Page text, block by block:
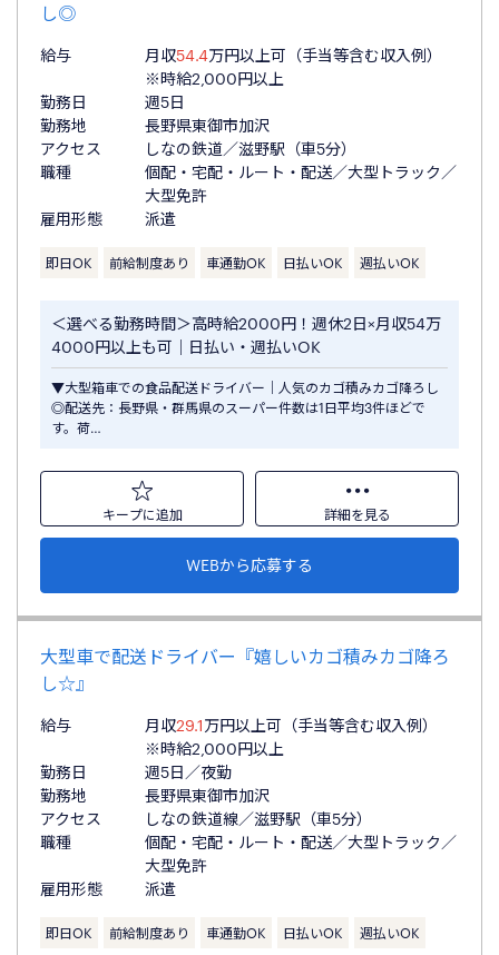
し◎
給与 月収54.4万円以上可（手当等含む収入例）
※時給2,000円以上
勤務日
週5日
勤務地
長野県東御市加沢
アクセス
しなの鉄道／滋野駅（車5分）
職種
個配・宅配・ルート・配送／大型トラック／
大型免許
雇用形態
派遣
即日OK 前給制度あり 車通勤OK 日払いOK 週払いOK
＜選べる勤務時間＞高時給2000円！週休2日×月収54万
4000円以上も可｜日払い・週払いOK
▼大型箱車での食品配送ドライバー｜人気のカゴ積みカゴ降ろし
◎配送先：長野県・群馬県のスーパー件数は1日平均3件ほどで
す。荷…
キープに追加 詳細を見る
WEBから応募する
大型車で配送ドライバー『嬉しいカゴ積みカゴ降ろ
し☆』
給与 月収29.1万円以上可（手当等含む収入例）
※時給2,000円以上
勤務日
週5日／夜勤
勤務地
長野県東御市加沢
アクセス
しなの鉄道線／滋野駅（車5分）
職種
個配・宅配・ルート・配送／大型トラック／
大型免許
雇用形態
派遣
即日OK 前給制度あり 車通勤OK 日払いOK 週払いOK